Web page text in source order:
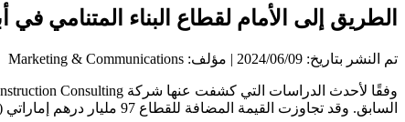
الطريق إلى الأمام لقطاع البناء المتنامي في
تم النشر بتاريخ: 09‏/06‏/2024 | مؤلف: Marketing & Communications
السابق. وقد تجاوزت القيمة المضافة للقطاع 97 مليار درهم إماراتي (26.41 مليار دولار أمريكي)، وهو أعلى مستوى يتم تسجيله خلال عقد كامل.